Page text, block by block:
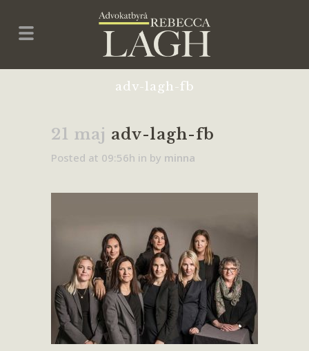
adv-lagh-fb
21 maj adv-lagh-fb
Posted at 09:56h in by minna